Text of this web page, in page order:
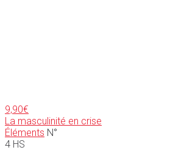
9,90€
La masculinité en crise
Éléments N°
4 HS